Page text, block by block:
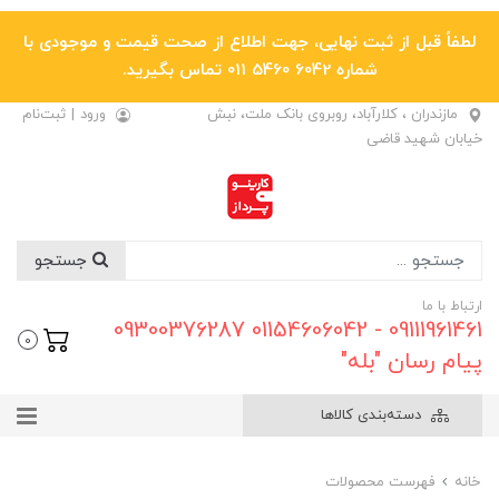
لطفاً قبل از ثبت نهایی، جهت اطلاع از صحت قیمت و موجودی با
شماره 6042 5460 011 تماس بگیرید.
مازندران ، کلارآباد، روبروی بانک ملت، نبش
خیابان شهید قاضی
ورود | ثبت‌نام
ارتباط با ما
09111961461 - 01154606042 09300376287
پیام رسان "بله"
0
دسته‌بندی کالاها
خانه
فهرست محصولات